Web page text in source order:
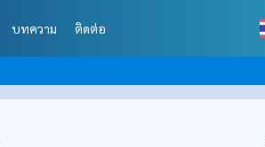
บทความ ติดต่อ